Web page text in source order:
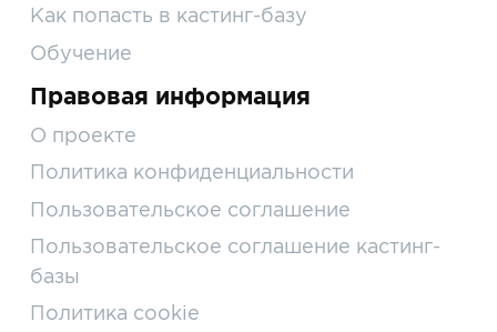
Как попасть в кастинг-базу
Обучение
Правовая информация
О проекте
Политика конфиденциальности
Пользовательское соглашение
Пользовательское соглашение кастинг-
базы
Политика cookie